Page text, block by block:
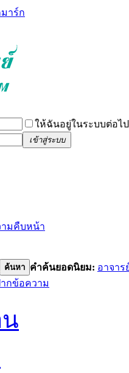
มาร์ก
ให้ฉันอยู่ในระบบต่อไป
เข้าสู่ระบบ
มคืบหน้า
ค้นหา คำค้นยอดนิยม: อาจาร
กข้อความ
น